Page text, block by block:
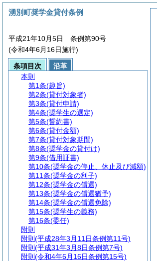
湧別町奨学金貸付条例
平成21年10月5日 条例第90号
(令和4年6月16日施行)
条項目次
沿革
本則
第1条(趣旨)
第2条(貸付対象者)
第3条(貸付申請)
第4条(奨学生の選定)
第5条(誓約書)
第6条(貸付金額)
第7条(貸付対象期間)
第8条(奨学金の貸付け)
第9条(借用証書)
第10条(奨学金の停止、休止及び減額)
第11条(奨学金の利子)
第12条(奨学金の償還)
第13条(奨学金の償還猶予)
第14条(奨学金の償還免除)
第15条(奨学生の義務)
第16条(委任)
附則
附則 (平成28年3月11日条例第11号)
附則 (平成31年3月8日条例第7号)
附則 (令和4年6月16日条例第15号)